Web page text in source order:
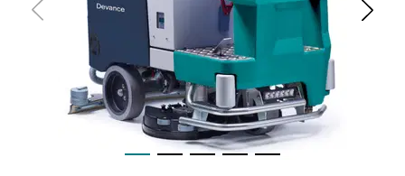
Entreprise
Contact
Downloadcenter